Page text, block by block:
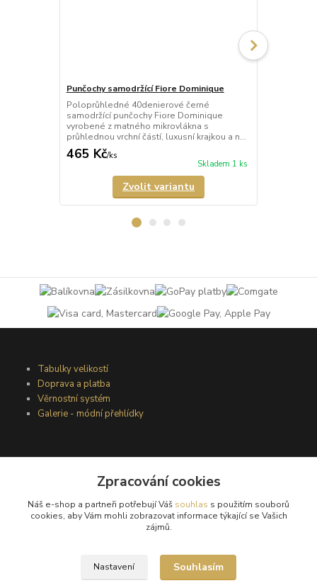
Punčochy samodržící Fiore Dominique
Poloprůhledné 40denierové černé
samodržící punčochy Fiore Dominique
vyrobené z matného mikrovlákna s
průhlednou vrchní částí, luxusní krajkou a n...
465 Kč/ks
Skladem 1 ks
Zvolit variantu
Tabulky velikostí
Doprava a platba
Věrnostní systém
Galerie - módní přehlídky
Obchodní podmínky
Ochrana osobních údajů
Kontakty
Reklamační řád
Zpracování cookies
Náš e-shop a partneři potřebují Váš souhlas s použitím souborů
cookies, aby Vám mohli zobrazovat informace týkající se Vašich
zájmů.
Nastavení Souhlasím